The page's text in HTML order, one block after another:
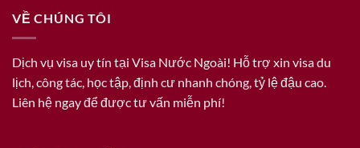
VỀ CHÚNG TÔI
Dịch vụ visa uy tín tại Visa Nước Ngoài! Hỗ trợ xin visa du
lịch, công tác, học tập, định cư nhanh chóng, tỷ lệ đậu cao.
Liên hệ ngay để được tư vấn miễn phí!